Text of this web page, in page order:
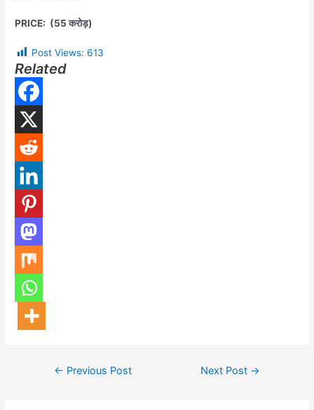
PRICE: (55 करोड़)
Post Views: 613
Related
← Previous Post Next Post →